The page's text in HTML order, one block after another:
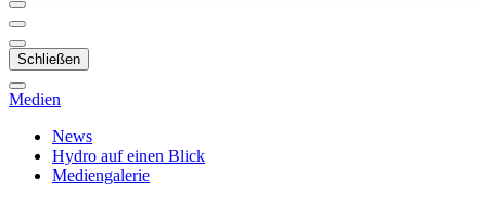
Schließen
Medien
News
Hydro auf einen Blick
Mediengalerie